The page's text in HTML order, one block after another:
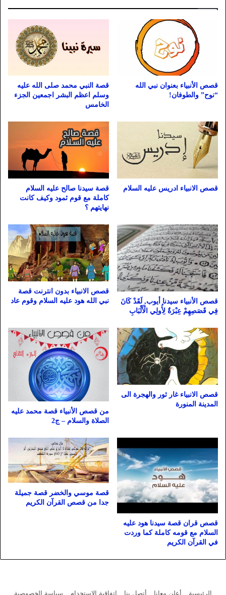
قصص الأنبياء بعنوان نبي الله
“نوح” والطوفان!
قصة النبي محمد صلى الله عليه
وسلم اعظم البشر اجمعين الجزء
الخامس
قصص الانبياء ادريس عليه السلام
قصة سيدنا صالح عليه السلام
كاملة مع قوم ثمود وكيف كانت
نهايتهم ؟
قصص الأنبياء سيدنا أيوب, لَقَدْ كَانَ
فِي قَصَصِهِمْ عِبْرَةٌ لِأُولِي الْأَلْبَابِ
قصص الانبياء بدون انترنت قصة
نبي الله هود عليه السلام وقوم عاد
قصص الانبياء غار ثور والهجرة الى
المدينة المنورة
من قصص الأنبياء قصة محمد عليه
الصلاة والسلام – ج2
قصص قران قصة سيدنا هود عليه
السلام مع قومه كاملة كما وردت
في القرآن الكريم
قصة موسي والخضر قصة جميلة
جدا من قصص القرآن الكريم
الرئيسية أعلن معانا أتصل بنا اتفاقية الاستخدام سياسة الخصوصية